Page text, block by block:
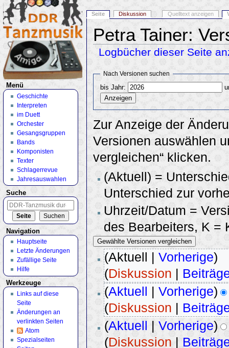
Petra Tainer:
Logbücher dieser Seite
Wechseln zu: Navigation
Suche
Nach Versionen suchen
bis Jahr:
Zur Anzeige der
Versionen auswählen
vergleichen“ klicken.
(Aktuell) =
Unterschied zur
Uhrzeit/Datum =
des Bearbeiters, K =
(Aktuell | Vorherige)
(Diskussion |
(Aktuell | Vorherige)
(Diskussion |
(Aktuell Vorherige)
(Diskussion |
Seite Diskussion Quelltext anzeigen
Menü
Geschichte
Interpreten
im Duett
Orchester
Gesangsgruppen
Bands
Komponisten
Texter
Schlagerrevue
Jahresauswahlen
Suche
Navigation
Hauptseite
Letzte Änderungen
Zufällige Seite
Hilfe
Werkzeuge
Links auf diese
Seite
Änderungen an
verlinkten Seiten
Atom
Spezialseiten